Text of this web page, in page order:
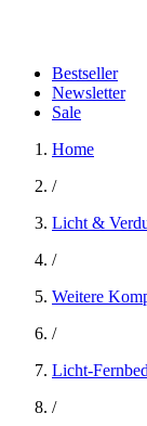
Bestseller
Newsletter
Sale
Home
/
Licht &
/
Weitere
/
Licht-
/